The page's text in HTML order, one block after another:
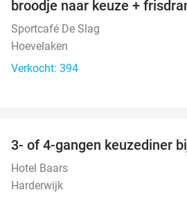
broodje naar keuze +
Sportcafé De Slag
Hoevelaken
Verkocht: 394
3- of 4-gangen keuzediner
Hotel Baars
Harderwijk